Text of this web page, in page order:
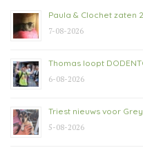
Paula & Clochet zaten
7-08-2026
Thomas loopt
6-08-2026
Triest nieuws voor Grey
5-08-2026